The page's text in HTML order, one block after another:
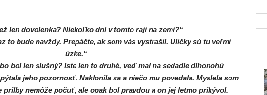
len dovolenka? Niekoľko dní v tomto raji na zemi?“
to bude navždy. Prepáčte, ak som vás vystrašil. Uličky sú tu veľmi
úzke.“
bol len slušný? Iste len to druhé, veď mal na sedadle dlhonohú
jeho pozornosť. Naklonila sa a niečo mu povedala. Myslela som
prilby nemôže počuť, ale opak bol pravdou a on jej letmo prikývol.